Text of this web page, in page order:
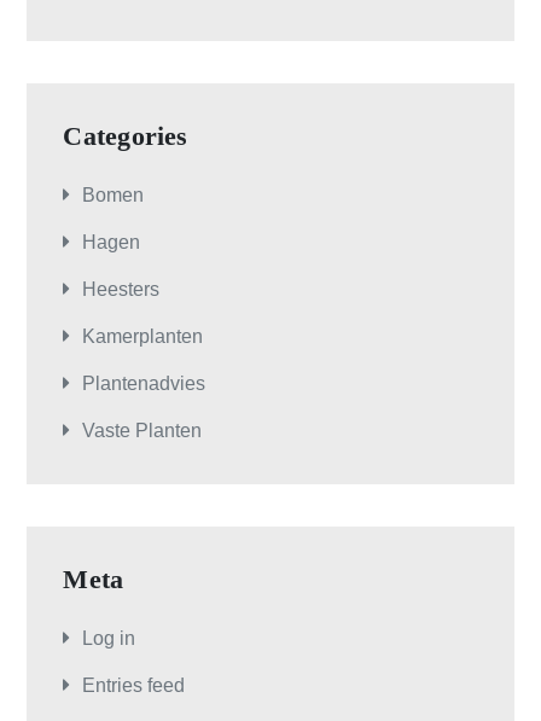
Categories
Bomen
Hagen
Heesters
Kamerplanten
Plantenadvies
Vaste Planten
Meta
Log in
Entries feed